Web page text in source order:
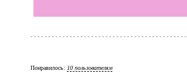
Понравилось: 10 пользователям